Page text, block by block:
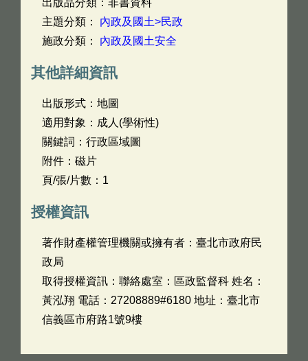
出版品分類：非書資料
主題分類： 內政及國土>民政
施政分類： 內政及國土安全
其他詳細資訊
出版形式：地圖
適用對象：成人(學術性)
關鍵詞：行政區域圖
附件：磁片
頁/張/片數：1
授權資訊
著作財產權管理機關或擁有者：臺北市政府民
政局
取得授權資訊：聯絡處室：區政監督科 姓名：
黃泓翔 電話：27208889#6180 地址：臺北市
信義區市府路1號9樓